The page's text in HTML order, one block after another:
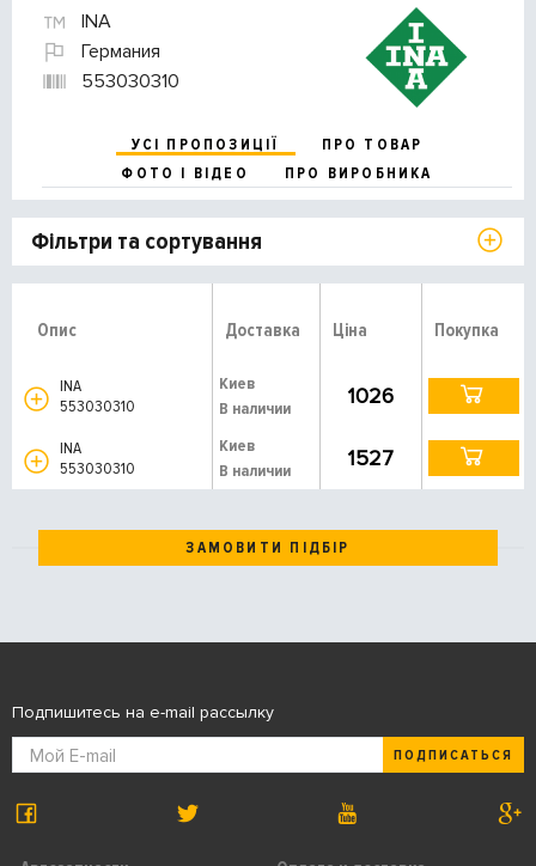
INA
Германия
553030310
УСІ ПРОПОЗИЦІЇ
ПРО ТОВАР
ФОТО І ВІДЕО
ПРО ВИРОБНИКА
Фільтри та сортування
Опис Доставка Ціна Покупка
INA
553030310
Киев
В наличии
1026
INA
553030310
Киев
В наличии
1527
ЗАМОВИТИ ПІДБІР
Подпишитесь на e-mail рассылку
ПОДПИСАТЬСЯ